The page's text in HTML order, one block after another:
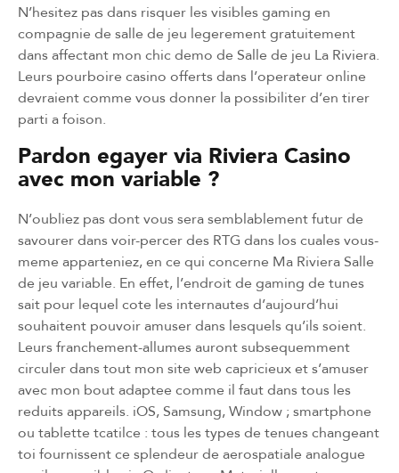
N’hesitez pas dans risquer les visibles gaming en
compagnie de salle de jeu legerement gratuitement
dans affectant mon chic demo de Salle de jeu La Riviera.
Leurs pourboire casino offerts dans l’operateur online
devraient comme vous donner la possibiliter d’en tirer
parti a foison.
Pardon egayer via Riviera Casino
avec mon variable ?
N’oubliez pas dont vous sera semblablement futur de
savourer dans voir-percer des RTG dans los cuales vous-
meme apparteniez, en ce qui concerne Ma Riviera Salle
de jeu variable. En effet, l’endroit de gaming de tunes
sait pour lequel cote les internautes d’aujourd’hui
souhaitent pouvoir amuser dans lesquels qu’ils soient.
Leurs franchement-allumes auront subsequemment
circuler dans tout mon site web capricieux et s’amuser
avec mon bout adaptee comme il faut dans tous les
reduits appareils. iOS, Samsung, Window ; smartphone
ou tablette tcatilce : tous les types de tenues changeant
toi fournissent ce splendeur de aerospatiale analogue